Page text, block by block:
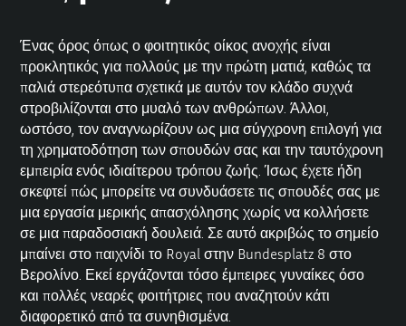
Ένας όρος όπως ο φοιτητικός οίκος ανοχής είναι
προκλητικός για πολλούς με την πρώτη ματιά, καθώς τα
παλιά στερεότυπα σχετικά με αυτόν τον κλάδο συχνά
στροβιλίζονται στο μυαλό των ανθρώπων. Άλλοι,
ωστόσο, τον αναγνωρίζουν ως μια σύγχρονη επιλογή για
τη χρηματοδότηση των σπουδών σας και την ταυτόχρονη
εμπειρία ενός ιδιαίτερου τρόπου ζωής. Ίσως έχετε ήδη
σκεφτεί πώς μπορείτε να συνδυάσετε τις σπουδές σας με
μια εργασία μερικής απασχόλησης χωρίς να κολλήσετε
σε μια παραδοσιακή δουλειά. Σε αυτό ακριβώς το σημείο
μπαίνει στο παιχνίδι το Royal στην Bundesplatz 8 στο
Βερολίνο. Εκεί εργάζονται τόσο έμπειρες γυναίκες όσο
και πολλές νεαρές φοιτήτριες που αναζητούν κάτι
διαφορετικό από τα συνηθισμένα.